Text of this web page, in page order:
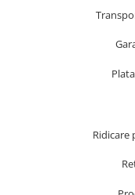
Ridicare